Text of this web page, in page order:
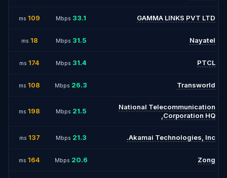
GAMMA LINKS PVT LTD
33.1
Mbps
109
ms
Nayatel
31.5
Mbps
18
ms
PTCL
31.4
Mbps
174
ms
Transworld
26.3
Mbps
108
ms
National Telecommunication
Corporation HQ,
21.5
Mbps
198
ms
Akamai Technologies, Inc.
21.3
Mbps
137
ms
Zong
20.6
Mbps
164
ms